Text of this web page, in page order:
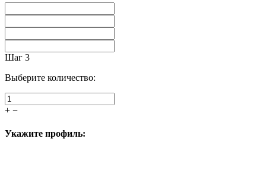
Шаг 3
Выберите количество:
+ −
Укажите профиль: